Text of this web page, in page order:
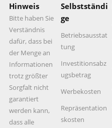
Hinweis
Bitte haben Sie
Verständnis
dafür, dass bei
der Menge an
Informationen
trotz größter
Sorgfalt nicht
garantiert
werden kann,
dass alle
Selbstständi
ge
Betriebsausstat
tung
Investitionsabz
ugsbetrag
Werbekosten
Repräsentation
skosten